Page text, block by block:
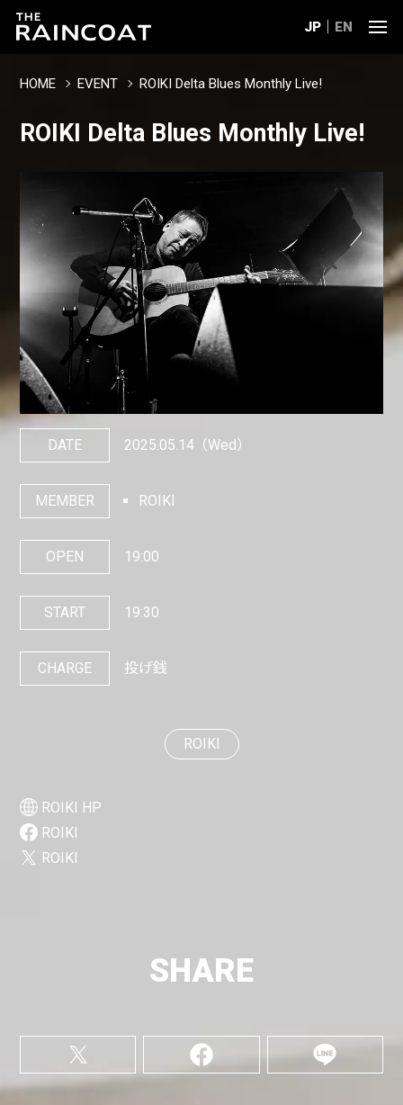
JP EN
HOME EVENT ROIKI Delta Blues Monthly Live!
ROIKI Delta Blues Monthly Live!
DATE 2025.05.14（Wed）
MEMBER ROIKI
OPEN 19:00
START 19:30
CHARGE 投げ銭
ROIKI
ROIKI HP
ROIKI
ROIKI
SHARE